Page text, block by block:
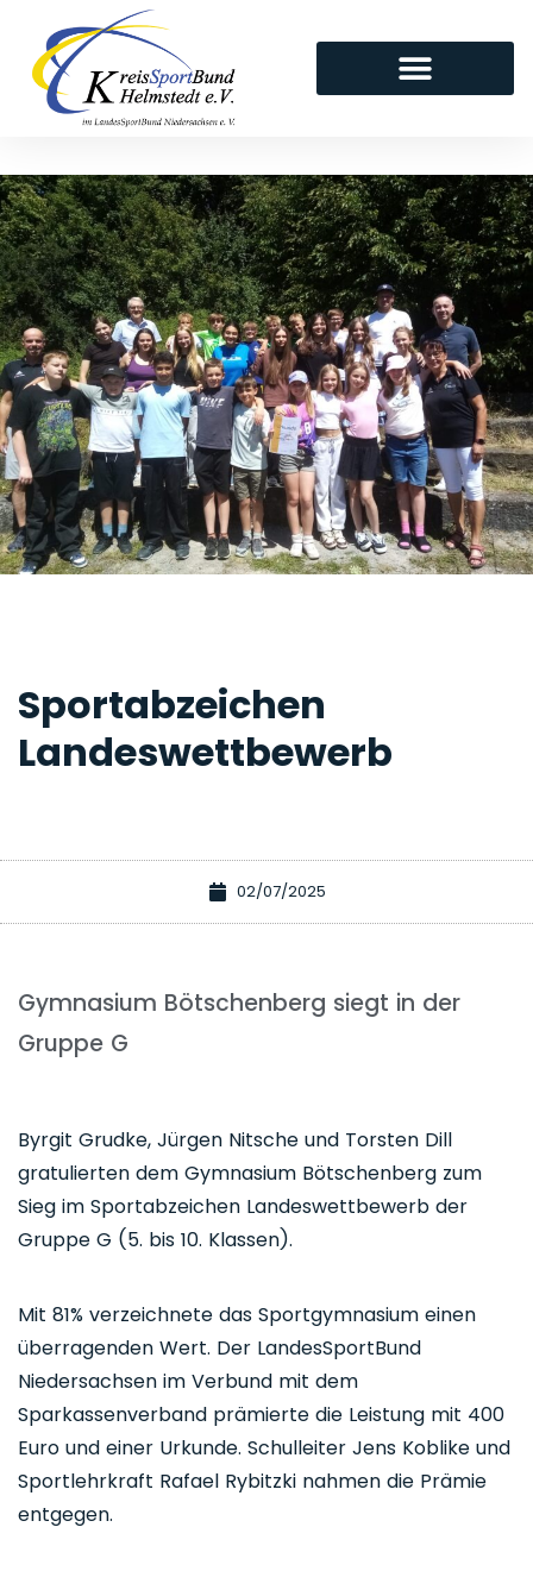
Sportabzeichen
Landeswettbewerb
02/07/2025
Gymnasium Bötschenberg siegt in der
Gruppe G
Byrgit Grudke, Jürgen Nitsche und Torsten Dill
gratulierten dem Gymnasium Bötschenberg zum
Sieg im Sportabzeichen Landeswettbewerb der
Gruppe G (5. bis 10. Klassen).
Mit 81% verzeichnete das Sportgymnasium einen
überragenden Wert. Der LandesSportBund
Niedersachsen im Verbund mit dem
Sparkassenverband prämierte die Leistung mit 400
Euro und einer Urkunde. Schulleiter Jens Koblike und
Sportlehrkraft Rafael Rybitzki nahmen die Prämie
entgegen.